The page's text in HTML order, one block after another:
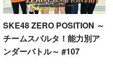
SKE48 ZERO POSITION ～
チームスパルタ！能力別ア
ンダーバトル～ #107